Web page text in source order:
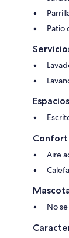
Patio
Confort
Aire
No